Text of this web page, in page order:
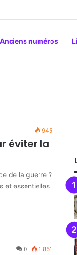
Anciens numéros
945
éviter la
de la guerre ?
et essentielles
0 1 851